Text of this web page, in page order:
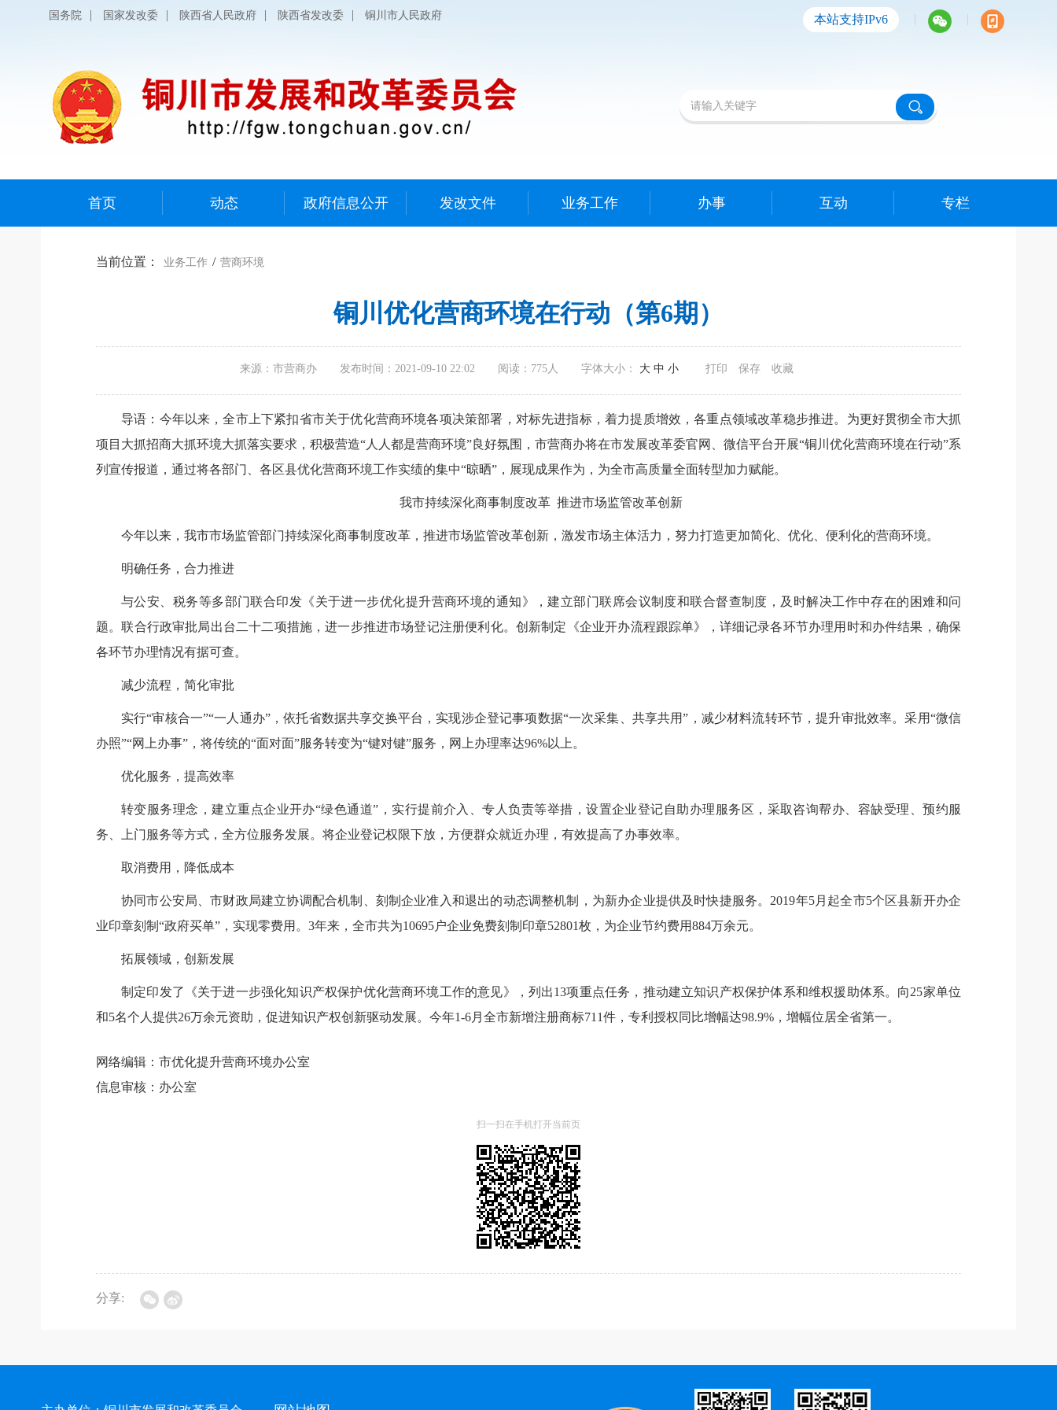
国务院 | 国家发改委 | 陕西省人民政府 | 陕西省发改委 | 铜川市人民政府 本站支持IPv6 | |
首页 动态 政府信息公开 发改文件 业务工作 办事 互动 专栏
当前位置： 业务工作 / 营商环境
铜川优化营商环境在行动（第6期）
来源：市营商办 发布时间：2021-09-10 22:02 阅读： 775人 字体大小： 大 中 小 打印 保存 收藏
导语：今年以来，全市上下紧扣省市关于优化营商环境各项决策部署，对标先进指标，着力提质增效，各重点领域改革稳步推进。为更好贯彻全市大抓
项目大抓招商大抓环境大抓落实要求，积极营造“人人都是营商环境”良好氛围，市营商办将在市发展改革委官网、微信平台开展“铜川优化营商环境在行动”系
列宣传报道，通过将各部门、各区县优化营商环境工作实绩的集中“晾晒”，展现成果作为，为全市高质量全面转型加力赋能。
我市持续深化商事制度改革 推进市场监管改革创新
今年以来，我市市场监管部门持续深化商事制度改革，推进市场监管改革创新，激发市场主体活力，努力打造更加简化、优化、便利化的营商环境。
明确任务，合力推进
与公安、税务等多部门联合印发《关于进一步优化提升营商环境的通知》，建立部门联席会议制度和联合督查制度，及时解决工作中存在的困难和问
题。联合行政审批局出台二十二项措施，进一步推进市场登记注册便利化。创新制定《企业开办流程跟踪单》，详细记录各环节办理用时和办件结果，确保
各环节办理情况有据可查。
减少流程，简化审批
实行“审核合一”“一人通办”，依托省数据共享交换平台，实现涉企登记事项数据“一次采集、共享共用”，减少材料流转环节，提升审批效率。采用“微信
办照”“网上办事”，将传统的“面对面”服务转变为“键对键”服务，网上办理率达96%以上。
优化服务，提高效率
转变服务理念，建立重点企业开办“绿色通道”，实行提前介入、专人负责等举措，设置企业登记自助办理服务区，采取咨询帮办、容缺受理、预约服
务、上门服务等方式，全方位服务发展。将企业登记权限下放，方便群众就近办理，有效提高了办事效率。
取消费用，降低成本
协同市公安局、市财政局建立协调配合机制、刻制企业准入和退出的动态调整机制，为新办企业提供及时快捷服务。2019年5月起全市5个区县新开办企
业印章刻制“政府买单”，实现零费用。3年来，全市共为10695户企业免费刻制印章52801枚，为企业节约费用884万余元。
拓展领域，创新发展
制定印发了《关于进一步强化知识产权保护优化营商环境工作的意见》，列出13项重点任务，推动建立知识产权保护体系和维权援助体系。向25家单位
和5名个人提供26万余元资助，促进知识产权创新驱动发展。今年1-6月全市新增注册商标711件，专利授权同比增幅达98.9%，增幅位居全省第一。
网络编辑：市优化提升营商环境办公室
信息审核：办公室
扫一扫在手机打开当前页
分享: